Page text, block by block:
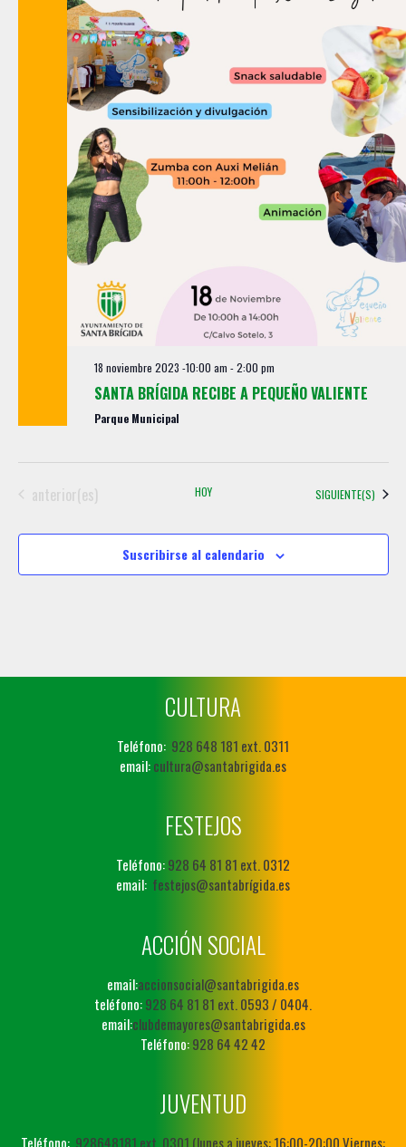
18 noviembre 2023 -10:00 am -2:00 pm
SANTA BRÍGIDA RECIBE A PEQUEÑO VALIENTE
Parque Municipal
Eventos
anterior(es) HOY EVENTOS
SIGUIENTE(S)
Suscribirse al calendario
CULTURA
Teléfono: 928 648 181 ext. 0311
email:cultura@santabrigida.es
FESTEJOS
Teléfono:928 64 81 81 ext. 0312
email: festejos@santabrígida.es
ACCIÓN SOCIAL
email:accionsocial@santabrigida.es
teléfono:928 64 81 81 ext. 0593 / 0404.
email:clubdemayores@santabrigida.es
Teléfono:928 64 42 42
JUVENTUD
Teléfono: 928648181 ext. 0301 (lunes a jueves: 16:00-20:00 Viernes: